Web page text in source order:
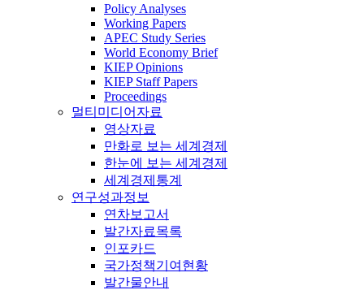
Policy Analyses
Working Papers
APEC Study Series
World Economy Brief
KIEP Opinions
KIEP Staff Papers
Proceedings
멀티미디어자료
영상자료
만화로 보는 세계경제
한눈에 보는 세계경제
세계경제통계
연구성과정보
연차보고서
발간자료목록
인포카드
국가정책기여현황
발간물안내